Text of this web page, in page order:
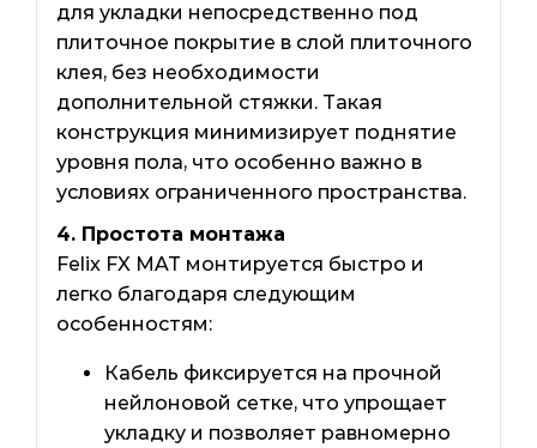
для укладки непосредственно под
плиточное покрытие в слой плиточного
клея, без необходимости
дополнительной стяжки. Такая
конструкция минимизирует поднятие
уровня пола, что особенно важно в
условиях ограниченного пространства.
4. Простота монтажа
Felix FX MAT монтируется быстро и
легко благодаря следующим
особенностям:
Кабель фиксируется на прочной
нейлоновой сетке, что упрощает
укладку и позволяет равномерно